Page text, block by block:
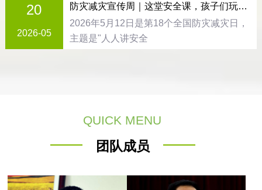
20
2026-05
防灾减灾宣传周｜这堂安全课，孩子们玩嗨了！
2026年5月12日是第18个全国防灾减灾日，
主题是"人人讲安全
QUICK MENU
团队成员